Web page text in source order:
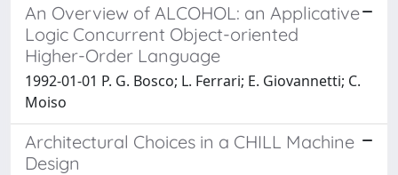
An Overview of ALCOHOL: an Applicative
Logic Concurrent Object-oriented
Higher-Order Language
1992-01-01 P. G. Bosco; L. Ferrari; E. Giovannetti; C.
Moiso
Architectural Choices in a CHILL Machine
Design